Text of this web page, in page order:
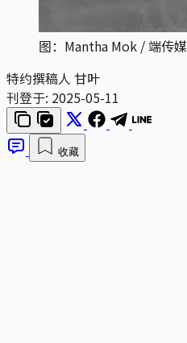
图：Mantha Mok / 端传媒
特约撰稿人 甘叶
刊登于: 2025-05-11
收藏